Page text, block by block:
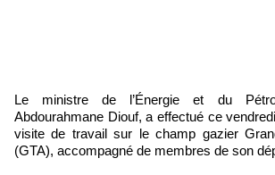
Le ministre de l’Énergie et du Pétrole, Dr El Hadji
Abdourahmane Diouf, a effectué ce
visite de travail sur le champ gazier
(GTA), accompagné de membres de son